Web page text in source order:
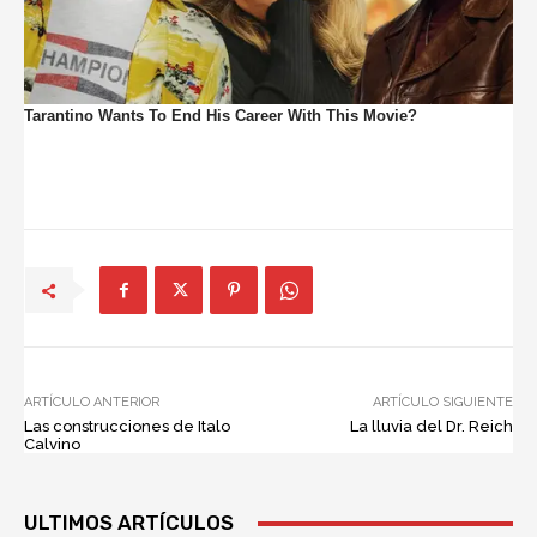
ARTÍCULO ANTERIOR
Las construcciones de Italo
Calvino
ARTÍCULO SIGUIENTE
La lluvia del Dr. Reich
ULTIMOS ARTÍCULOS